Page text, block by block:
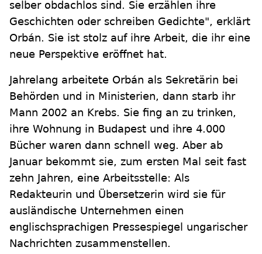
selber obdachlos sind. Sie erzählen ihre
Geschichten oder schreiben Gedichte", erklärt
Orbán. Sie ist stolz auf ihre Arbeit, die ihr eine
neue Perspektive eröffnet hat.
Jahrelang arbeitete Orbán als Sekretärin bei
Behörden und in Ministerien, dann starb ihr
Mann 2002 an Krebs. Sie fing an zu trinken,
ihre Wohnung in Budapest und ihre 4.000
Bücher waren dann schnell weg. Aber ab
Januar bekommt sie, zum ersten Mal seit fast
zehn Jahren, eine Arbeitsstelle: Als
Redakteurin und Übersetzerin wird sie für
ausländische Unternehmen einen
englischsprachigen Pressespiegel ungarischer
Nachrichten zusammenstellen.